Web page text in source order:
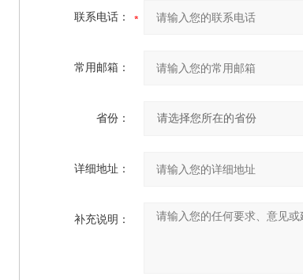
联系电话：
常用邮箱：
省份：
详细地址：
补充说明：